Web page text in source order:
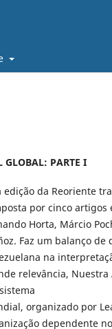
GLOBAL: PARTE I
edição da Reoriente
por cinco artigos
Horta, Márcio
Faz um balanço de
na
relevância, Nuestra
organizado por
dependente